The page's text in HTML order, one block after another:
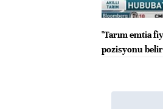
"Tarım emtia
pozisyonu